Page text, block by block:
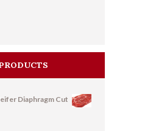
20,59.
Diaphragm Cut